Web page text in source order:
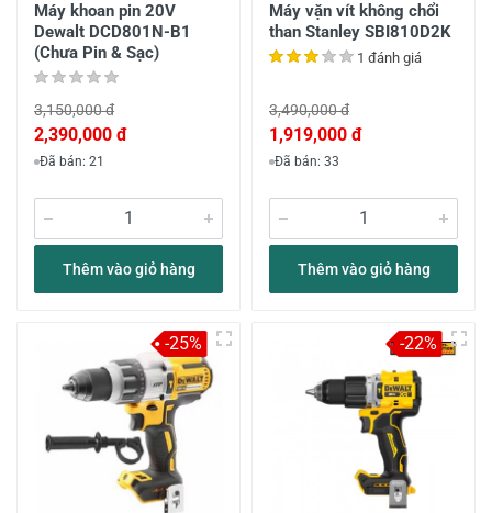
Máy khoan pin 20V
Dewalt DCD801N-B1
(Chưa Pin & Sạc)
3,150,000 đ
2,390,000 đ
Đã bán: 21
Thêm vào giỏ hàng
Máy vặn vít không chổi
than Stanley SBI810D2K
1 đánh giá
3,490,000 đ
1,919,000 đ
Đã bán: 33
Thêm vào giỏ hàng
-25% -22%